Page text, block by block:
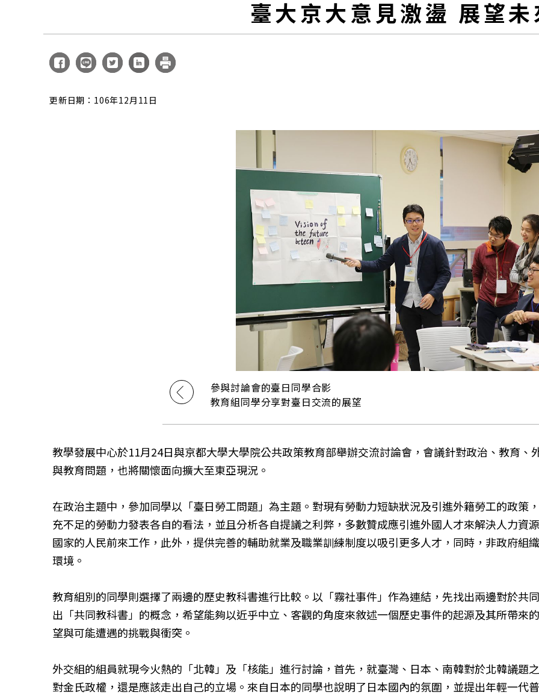
臺大京大意見激盪 展望
更新日期：106年12月11日
參與討論會的臺日同學合影
教育組同學分享對臺日交流的展望
教學發展中心於11月24日與京都大學大學院公共政策教育部舉辦交流討論會，會議針對政治、教育
與教育問題，也將關懷面向擴大至東亞現況。
在政治主題中，參加同學以「臺日勞工問題」為主題。對現有勞動力短缺狀況及引進外籍勞工的政策
充不足的勞動力發表各自的看法，並且分析各自提議之利弊，多數贊成應引進外國人才來解決人力資
國家的人民前來工作，此外，提供完善的輔助就業及職業訓練制度以吸引更多人才，同時，非政府組
環境。
教育組別的同學則選擇了兩邊的歷史教科書進行比較。以「霧社事件」作為連結，先找出兩邊對於共
出「共同教科書」的概念，希望能夠以近乎中立、客觀的角度來敘述一個歷史事件的起源及其所帶來
望與可能遭遇的挑戰與衝突。
外交組的組員就現今火熱的「北韓」及「核能」進行討論，首先，就臺灣、日本、南韓對於北韓議題
對金氏政權，還是應該走出自己的立場。來自日本的同學也說明了日本國內的氛圍，並提出年輕一代